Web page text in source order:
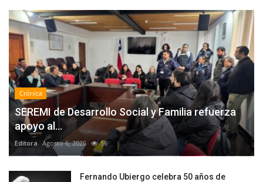
Crónica
SEREMI de Desarrollo Social y Familia refuerza
apoyo al...
Editora Agosto 6, 2026 56
Fernando Ubiergo celebra 50 años de